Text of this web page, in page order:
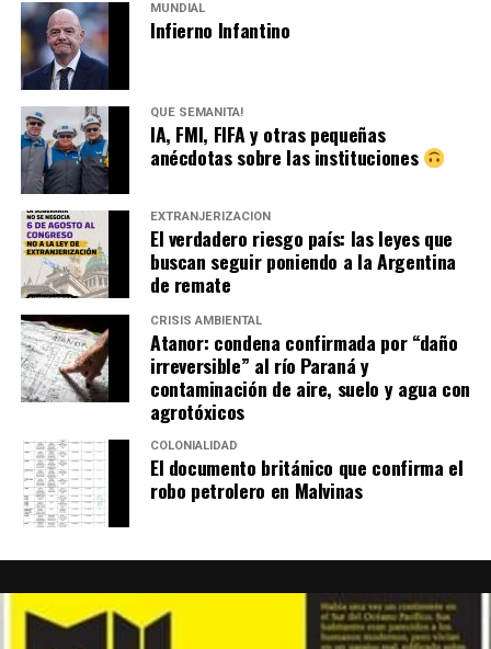
MUNDIAL
Infierno Infantino
QUÉ SEMANITA!
IA, FMI, FIFA y otras pequeñas
anécdotas sobre las instituciones
EXTRANJERIZACIÓN
El verdadero riesgo país: las leyes que
buscan seguir poniendo a la Argentina
de remate
CRISIS AMBIENTAL
Atanor: condena confirmada por “daño
irreversible” al río Paraná y
contaminación de aire, suelo y agua con
agrotóxicos
COLONIALIDAD
El documento británico que confirma el
robo petrolero en Malvinas